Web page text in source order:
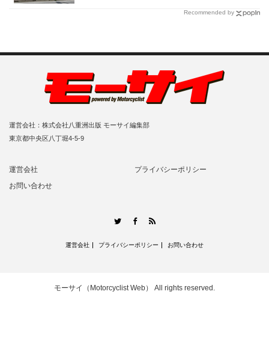
Recommended by
運営会社：株式会社八重洲出版 モーサイ編集部
東京都中央区八丁堀4-5-9
運営会社
プライバシーポリシー
お問い合わせ
TwitterFacebook
運営会社 プライバシーポリシー お問い合わせ
モーサイ（Motorcyclist Web） All rights reserved.